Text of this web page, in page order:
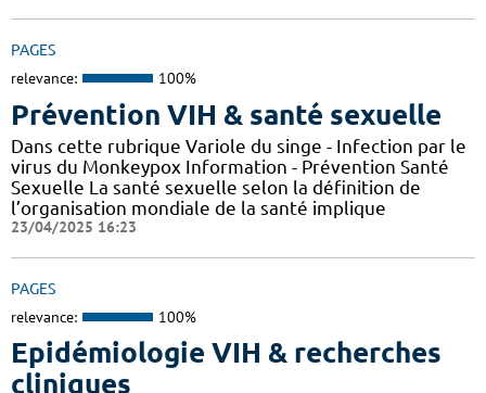
PAGES
relevance: 100%
Prévention VIH & santé sexuelle
Dans cette rubrique Variole du singe - Infection par le
virus du Monkeypox Information - Prévention Santé
Sexuelle La santé sexuelle selon la définition de
l’organisation mondiale de la santé implique
23/04/2025 16:23
PAGES
relevance: 100%
Epidémiologie VIH & recherches
cliniques